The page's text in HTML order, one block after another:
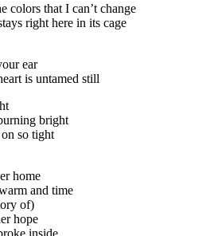
colors that I can’t change
right here in its cage
ear
is untamed still
bright
so tight
home
and time
of)
hope
inside